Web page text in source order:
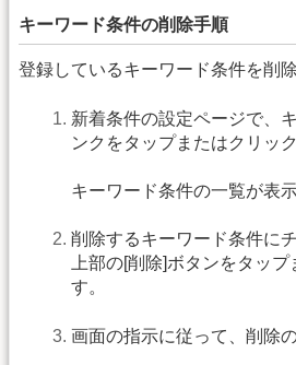
キーワード条件の削除手順
登録しているキーワード条件を削除
新着条件の設定ページで、
ンクをタップまたはクリック
キーワード条件の一覧が表
削除するキーワード条件に
上部の[削除]ボタンをタッ
す。
画面の指示に従って、削除